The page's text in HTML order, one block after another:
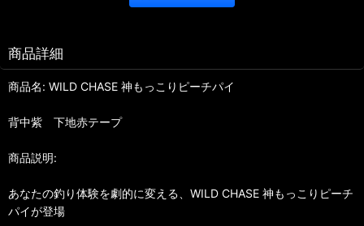
商品詳細
商品名: WILD CHASE 神もっこりピーチパイ
背中紫 下地赤テープ
商品説明:
あなたの釣り体験を劇的に変える、WILD CHASE 神もっこりピーチ
パイが登場